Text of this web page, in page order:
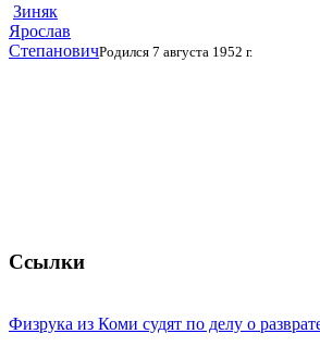
Зиняк
Ярослав
СтепановичРодился 7 августа 1952 г.
Ссылки
Физрука из Коми судят по делу о